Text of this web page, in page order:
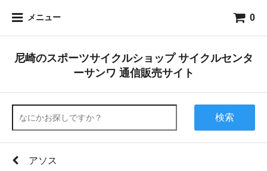
メニュー 0
尼崎のスポーツサイクルショップ サイクルセンタ
ーサンワ 通信販売サイト
検索
アソス